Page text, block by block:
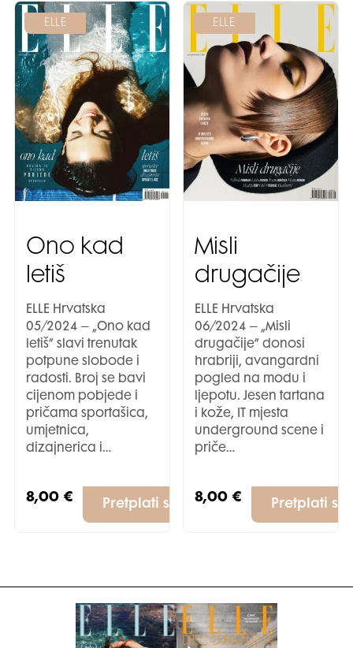
ELLE
Ono kad
letiš
ELLE Hrvatska
05/2024 – „Ono kad
letiš” slavi trenutak
potpune slobode i
radosti. Broj se bavi
cijenom pobjede i
pričama sportašica,
umjetnica,
dizajnerica i…
8,00 € Pretplati se
ELLE
Misli
drugačije
ELLE Hrvatska
06/2024 – „Misli
drugačije” donosi
hrabriji, avangardni
pogled na modu i
ljepotu. Jesen tartana
i kože, IT mjesta
underground scene i
priče…
8,00€ Pretplati se